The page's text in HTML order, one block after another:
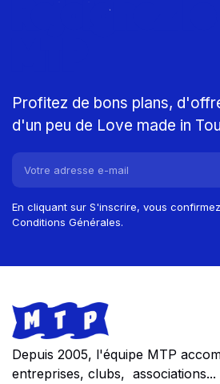
Rejoignez le
Profitez de bons plans,
d'un peu de Love made in
En cliquant sur S'inscrire, vous
Conditions Générales.
Footer
Store information
Depuis 2005, l'équipe MTP
entreprises, clubs, associations...